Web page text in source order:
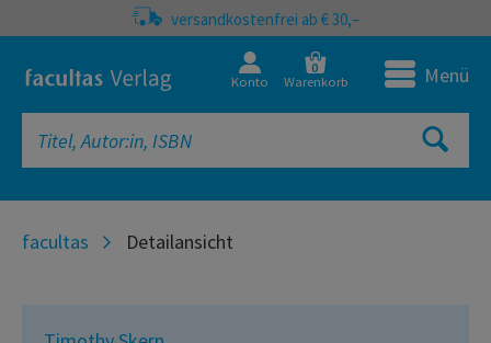
versandkostenfrei ab € 30,–
Konto
0
Warenkorb Menü
facultas Detailansicht